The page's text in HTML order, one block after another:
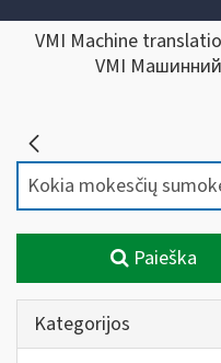
VMI Machine
VMI
Paieška
Kategorijos